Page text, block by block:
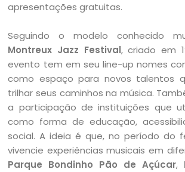
apresentações gratuitas.
Seguindo o modelo conhecido
Montreux Jazz Festival, criado em
evento tem em seu line-up nomes
como espaço para novos talentos
trilhar seus caminhos na música.
a participação de instituições que
como forma de educação,
social. A ideia é que, no período do
vivencie experiências musicais em
Parque Bondinho Pão de Açúcar,